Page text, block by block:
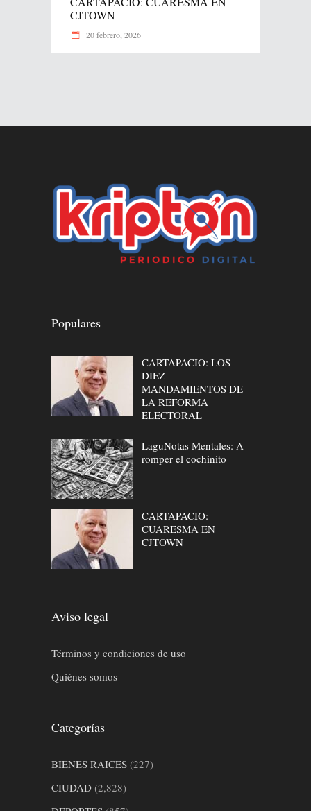
CJTOWN
20 febrero, 2026
Populares
CARTAPACIO: LOS
DIEZ
MANDAMIENTOS DE
LA REFORMA
ELECTORAL
LaguNotas Mentales: A
romper el cochinito
CARTAPACIO:
CUARESMA EN
CJTOWN
Aviso legal
Términos y condiciones de uso
Quiénes somos
Categorías
BIENES RAICES (227)
CIUDAD (2,828)